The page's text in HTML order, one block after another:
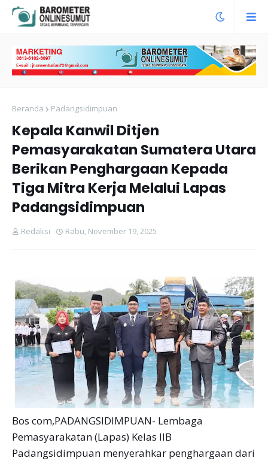
Beranda Padangsidimpuan
Kepala Kanwil Ditjen
Pemasyarakatan Sumatera Utara
Berikan Penghargaan Kepada
Tiga Mitra Kerja Melalui Lapas
Padangsidimpuan
Redaksi Rabu, November 19, 2025
Bos com,PADANGSIDIMPUAN- Lembaga
Pemasyarakatan (Lapas) Kelas IIB
Padangsidimpuan menyerahkar penghargaan dari